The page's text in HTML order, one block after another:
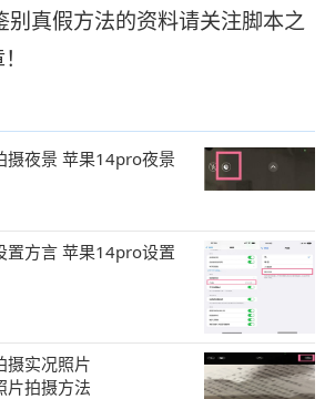
真假方法的资料请关注脚本之
夜景 苹果14pro夜景
方言 苹果14pro设置
摄实况照片
片拍摄方法